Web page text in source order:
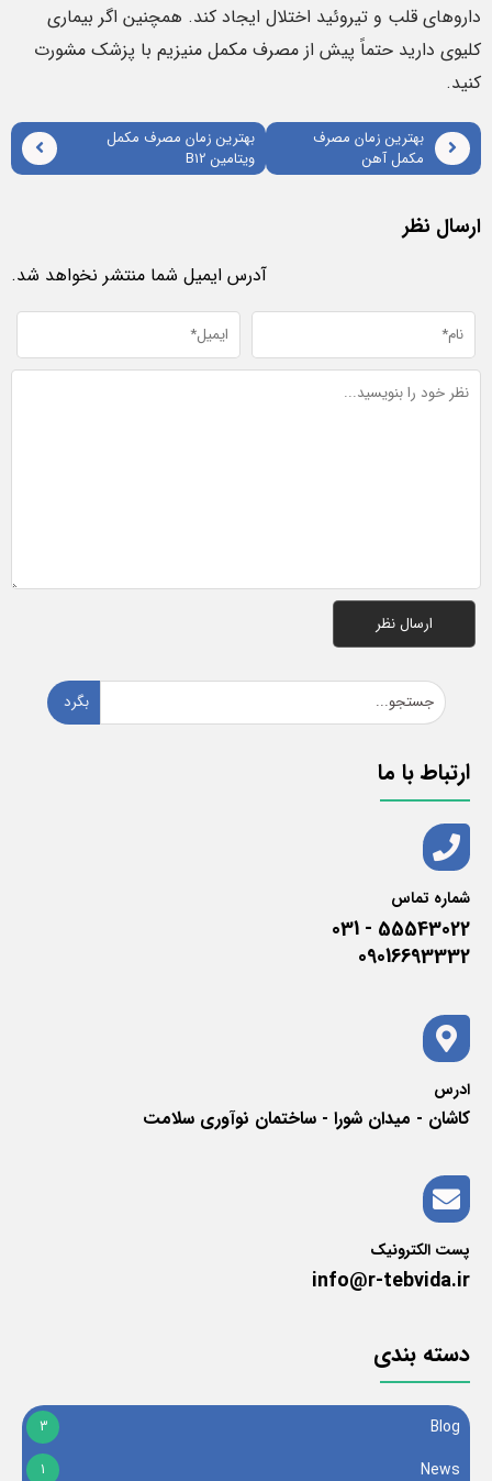
داروهای قلب و تیروئید اختلال ایجاد کند. همچنین اگر بیماری
کلیوی دارید حتماً پیش از مصرف مکمل منیزیم با پزشک مشورت
کنید.
بهترین زمان مصرف
مکمل آهن
بهترین زمان مصرف مکمل
ویتامین B12
ارسال نظر
آدرس ایمیل شما منتشر نخواهد شد.
بگرد
ارتباط با ما
شماره تماس
55543022 - 031
09016693332
ادرس
کاشان - میدان شورا - ساختمان نوآوری سلامت
پست الکترونیک
info@r-tebvida.ir
دسته بندی
Blog
3
News
1